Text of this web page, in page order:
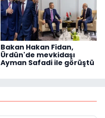
Bakan Hakan Fidan,
Ürdün'de mevkidaşı
Ayman Safadi ile görüştü